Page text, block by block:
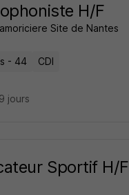
H/F
Site de Nantes
- 44 CDI
jours
Sportif H/F